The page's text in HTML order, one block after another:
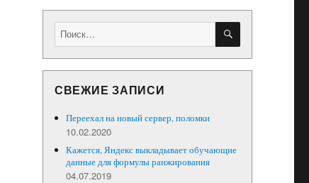
Искать: ПОИСК
СВЕЖИЕ ЗАПИСИ
Переехал на новый сервер, поломки
10.02.2020
Кажется, Яндекс выкладывает обучающие
данные для формулы ранжирования
04.07.2019